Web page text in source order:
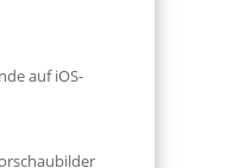
auf iOS-